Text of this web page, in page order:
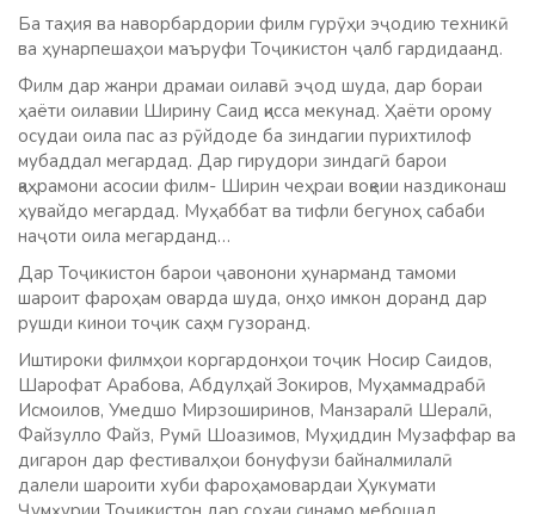
Ба таҳия ва наворбардории филм гурӯҳи эҷодию техникӣ
ва ҳунарпешаҳои маъруфи Тоҷикистон ҷалб гардидаанд.
Филм дар жанри драмаи оилавӣ эҷод шуда, дар бораи
ҳаёти оилавии Ширину Саид қисса мекунад. Ҳаёти орому
осудаи оила пас аз рӯйдоде ба зиндагии пурихтилоф
мубаддал мегардад. Дар гирудори зиндагӣ барои
қаҳрамони асосии филм- Ширин чеҳраи воқеии наздиконаш
ҳувайдо мегардад. Муҳаббат ва тифли бегуноҳ сабаби
наҷоти оила мегарданд…
Дар Тоҷикистон барои ҷавонони ҳунарманд тамоми
шароит фароҳам оварда шуда, онҳо имкон доранд дар
рушди кинои тоҷик саҳм гузоранд.
Иштироки филмҳои коргардонҳои тоҷик Носир Саидов,
Шарофат Арабова, Абдулҳай Зокиров, Муҳаммадрабӣ
Исмоилов, Умедшо Мирзоширинов, Манзаралӣ Шералӣ,
Файзулло Файз, Румӣ Шоазимов, Муҳиддин Музаффар ва
дигарон дар фестивалҳои бонуфузи байналмилалӣ
далели шароити хуби фароҳамовардаи Ҳукумати